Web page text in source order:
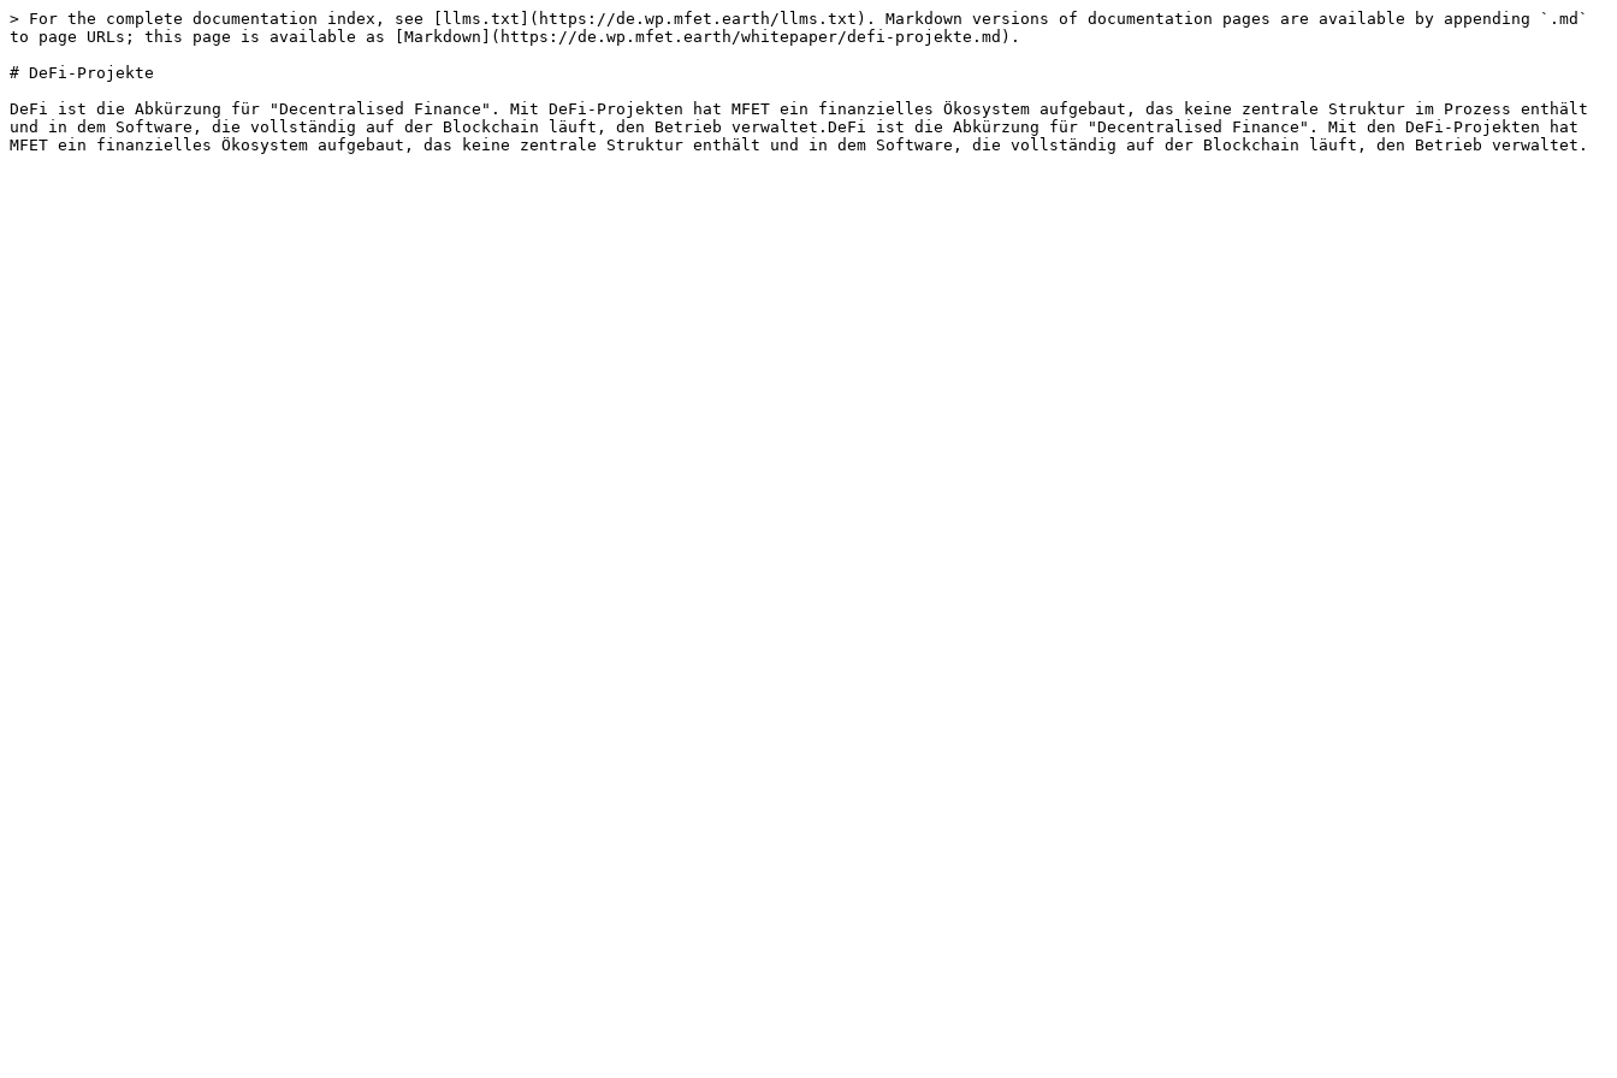
> For the complete documentation index, see [llms.txt](https://de.wp.mfet.earth/llms.txt). Markdown versions of documentation pages are available by appending `.md`
to page URLs; this page is available as [Markdown](https://de.wp.mfet.earth/whitepaper/defi-projekte.md).
# DeFi-Projekte
DeFi ist die Abkürzung für "Decentralised Finance". Mit DeFi-Projekten hat MFET ein finanzielles Ökosystem aufgebaut, das keine zentrale Struktur im Prozess enthält
und in dem Software, die vollständig auf der Blockchain läuft, den Betrieb verwaltet.DeFi ist die Abkürzung für "Decentralised Finance". Mit den DeFi-Projekten hat